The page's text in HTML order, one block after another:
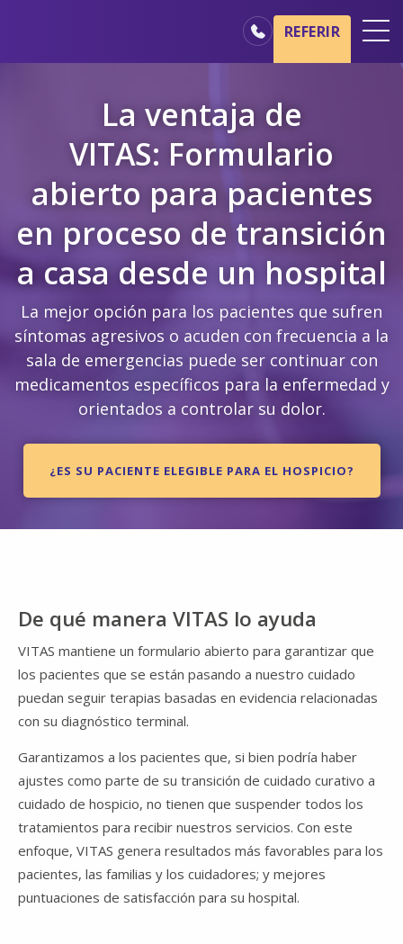
Básicos del cuidado de hospicio
Nuestros servicios
Profesionales médicos
Familiares y cuidadores
REFERIR
La ventaja de
VITAS: Formulario
abierto para pacientes
en proceso de transición
a casa desde un hospital
La mejor opción para los pacientes que sufren
síntomas agresivos o acuden con frecuencia a la
sala de emergencias puede ser continuar con
medicamentos específicos para la enfermedad y
orientados a controlar su dolor.
¿ES SU PACIENTE ELEGIBLE PARA EL HOSPICIO?
De qué manera VITAS lo ayuda
VITAS mantiene un formulario abierto para garantizar que
los pacientes que se están pasando a nuestro cuidado
puedan seguir terapias basadas en evidencia relacionadas
con su diagnóstico terminal.
Garantizamos a los pacientes que, si bien podría haber
ajustes como parte de su transición de cuidado curativo a
cuidado de hospicio, no tienen que suspender todos los
tratamientos para recibir nuestros servicios. Con este
enfoque, VITAS genera resultados más favorables para los
pacientes, las familias y los cuidadores; y mejores
puntuaciones de satisfacción para su hospital.